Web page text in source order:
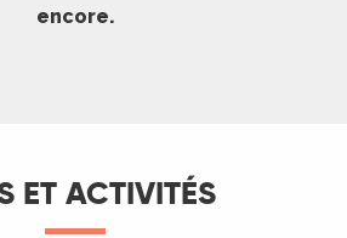
encore.
ET ACTIVITÉS